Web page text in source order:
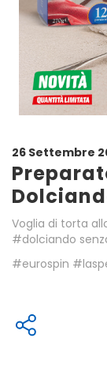
26 Settembre
Voglia di torta
#dolciando
#eurospin